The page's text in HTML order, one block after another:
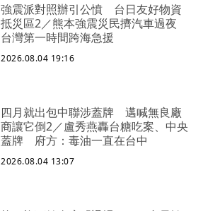
強震派對照辦引公憤 台日友好物資
抵災區2／熊本強震災民擠汽車過夜
台灣第一時間跨海急援
2026.08.04 19:16
四月就出包中聯涉蓋牌 邁喊無良廠
商讓它倒2／盧秀燕轟台糖吃案、中央
蓋牌 府方：毒油一直在台中
2026.08.04 13:07